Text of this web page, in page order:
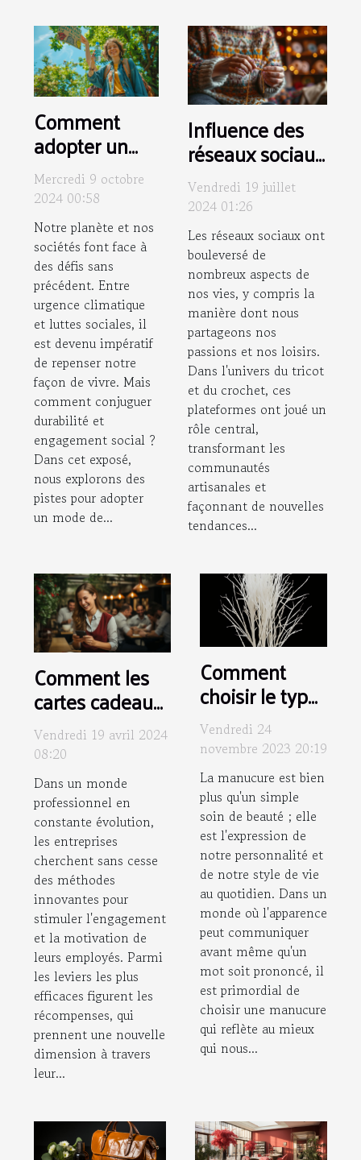
Comment
adopter un
mode de vie
durable tout
en soutenant
les
mouvements
sociaux
Mercredi 9 octobre
2024 00:58
Notre planète et nos
sociétés font face à
des défis sans
précédent. Entre
urgence climatique
et luttes sociales, il
est devenu impératif
de repenser notre
façon de vivre. Mais
comment conjuguer
durabilité et
engagement social ?
Dans cet exposé,
nous explorons des
pistes pour adopter
un mode de...
Influence des
réseaux sociaux
sur les
communautés
de tricot et
crochet
contemporaines
Vendredi 19 juillet
2024 01:26
Les réseaux sociaux ont
bouleversé de
nombreux aspects de
nos vies, y compris la
manière dont nous
partageons nos
passions et nos loisirs.
Dans l'univers du tricot
et du crochet, ces
plateformes ont joué un
rôle central,
transformant les
communautés
artisanales et
façonnant de nouvelles
tendances...
Comment les
cartes cadeaux
dématérialisées
peuvent
améliorer la
motivation des
employés
Vendredi 19 avril 2024
08:20
Dans un monde
professionnel en
constante évolution,
les entreprises
cherchent sans cesse
des méthodes
innovantes pour
stimuler l'engagement
et la motivation de
leurs employés. Parmi
les leviers les plus
efficaces figurent les
récompenses, qui
prennent une nouvelle
dimension à travers
leur...
Comment
choisir le type
de manucure
idéal pour
votre style
quotidien
Vendredi 24
novembre 2023 20:19
La manucure est bien
plus qu'un simple
soin de beauté ; elle
est l'expression de
notre personnalité et
de notre style de vie
au quotidien. Dans un
monde où l'apparence
peut communiquer
avant même qu'un
mot soit prononcé, il
est primordial de
choisir une manucure
qui reflète au mieux
qui nous...